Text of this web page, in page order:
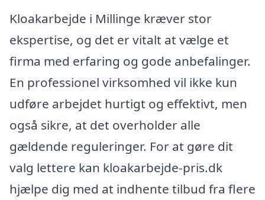
Kloakarbejde i Millinge kræver stor
ekspertise, og det er vitalt at vælge et
firma med erfaring og gode anbefalinger.
En professionel virksomhed vil ikke kun
udføre arbejdet hurtigt og effektivt, men
også sikre, at det overholder alle
gældende reguleringer. For at gøre dit
valg lettere kan kloakarbejde-pris.dk
hjælpe dig med at indhente tilbud fra flere